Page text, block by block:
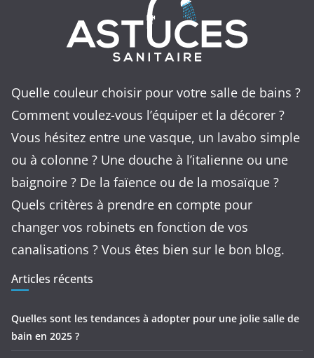
Quelle couleur choisir pour votre salle de bains ?
Comment voulez-vous l’équiper et la décorer ?
Vous hésitez entre une vasque, un lavabo simple
ou à colonne ? Une douche à l’italienne ou une
baignoire ? De la faïence ou de la mosaïque ?
Quels critères à prendre en compte pour
changer vos robinets en fonction de vos
canalisations ? Vous êtes bien sur le bon blog.
Articles récents
Quelles sont les tendances à adopter pour une jolie salle de
bain en 2025 ?